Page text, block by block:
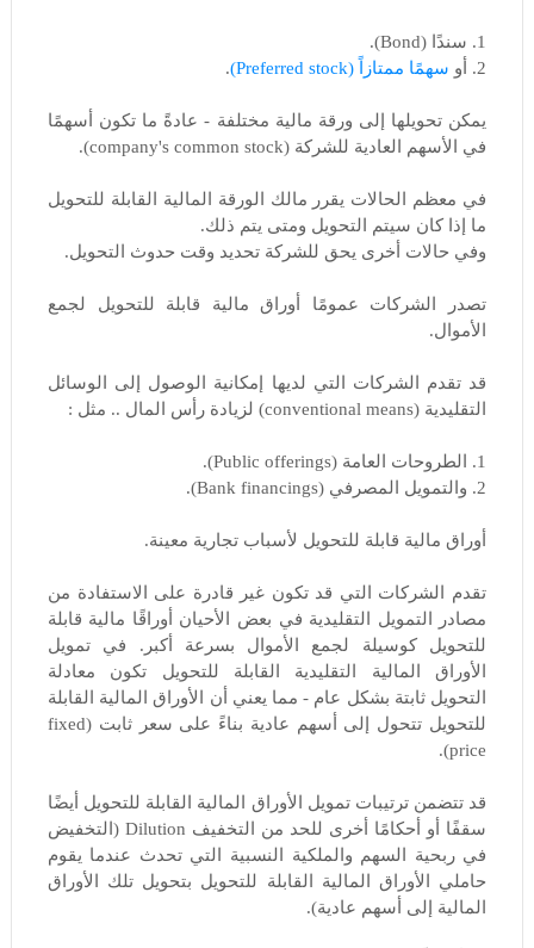
1. سندًا (Bond).
2. أو
سهمًا ممتازاً (Preferred stock) .
يمكن تحويلها إلى ورقة مالية مختلفة - عادةً ما تكون أسهمًا
في الأسهم العادية للشركة (company's common stock).
في معظم الحالات يقرر مالك الورقة المالية القابلة للتحويل
ما إذا كان سيتم التحويل ومتى يتم ذلك.
وفي حالات أخرى يحق للشركة تحديد وقت حدوث التحويل.
تصدر الشركات عمومًا أوراق مالية قابلة للتحويل لجمع
الأموال.
قد تقدم الشركات التي لديها إمكانية الوصول إلى الوسائل
التقليدية (conventional means) لزيادة رأس المال .. مثل :
1. الطروحات العامة (Public offerings).
2. والتمويل المصرفي (Bank financings).
أوراق مالية قابلة للتحويل لأسباب تجارية معينة.
تقدم الشركات التي قد تكون غير قادرة على الاستفادة من
مصادر التمويل التقليدية في بعض الأحيان أوراقًا مالية قابلة
للتحويل كوسيلة لجمع الأموال بسرعة أكبر. في تمويل
الأوراق المالية التقليدية القابلة للتحويل تكون معادلة
التحويل ثابتة بشكل عام - مما يعني أن الأوراق المالية القابلة
للتحويل تتحول إلى أسهم عادية بناءً على سعر ثابت (fixed
price).
قد تتضمن ترتيبات تمويل الأوراق المالية القابلة للتحويل أيضًا
سقفًا أو أحكامًا أخرى للحد من التخفيف Dilution (التخفيض
في ربحية السهم والملكية النسبية التي تحدث عندما يقوم
حاملي الأوراق المالية القابلة للتحويل بتحويل تلك الأوراق
المالية إلى أسهم عادية).